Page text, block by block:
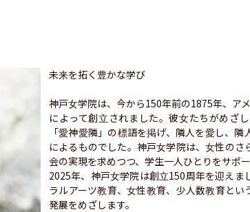
未来を拓く豊かな学び
神戸女学院は、今から150年前の1875年、ア
によって創立されました。彼女たちがめざ
「愛神愛隣」の標語を掲げ、隣人を愛し、
によるものでした。神戸女学院は、女性の
会の実現を求めつつ、学生一人ひとりをサポー
2025年、神戸女学院は創立150周年を迎え
ラルアーツ教育、女性教育、少人数教育と
発展をめざします。